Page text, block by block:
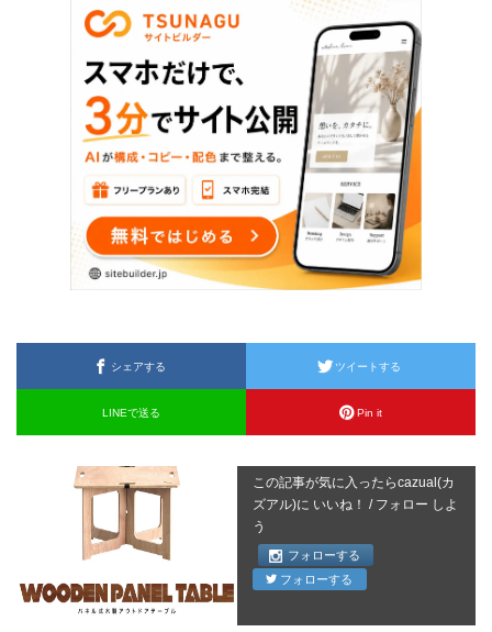
シェアする ツイートする
LINEで送る Pin it
この記事が気に入ったらcazual(カ
ズアル)に いいね！ / フォロー しよ
う
フォローする
フォローする